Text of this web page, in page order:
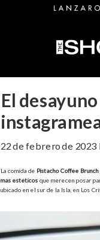
El
22 de febrero de 2023
La comida de Pistacho Coffee Brunch
más estéticos que merecen posar
ubicado en el sur de la Isla, en Los